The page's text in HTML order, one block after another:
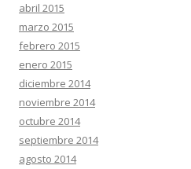
abril 2015
marzo 2015
febrero 2015
enero 2015
diciembre 2014
noviembre 2014
octubre 2014
septiembre 2014
agosto 2014